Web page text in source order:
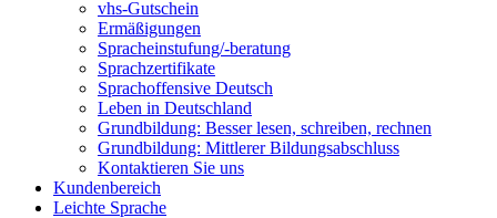
vhs-Gutschein
Ermäßigungen
Spracheinstufung/-beratung
Sprachzertifikate
Sprachoffensive Deutsch
Leben in Deutschland
Grundbildung: Besser lesen, schreiben, rechnen
Grundbildung: Mittlerer Bildungsabschluss
Kontaktieren Sie uns
Kundenbereich
Leichte Sprache